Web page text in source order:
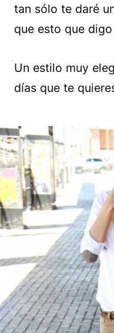
tan sólo te daré
que esto que digo
Un estilo muy
días que te